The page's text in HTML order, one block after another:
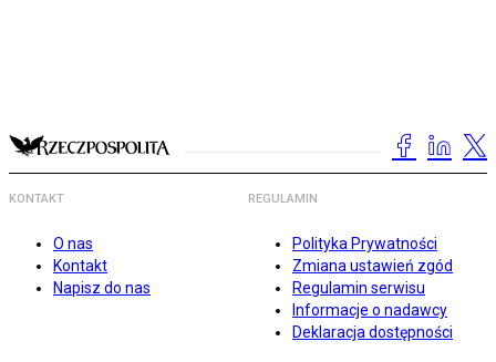
KONTAKT
O nas
Kontakt
Napisz do nas
REGULAMIN
Polityka Prywatności
Zmiana ustawień zgód
Regulamin serwisu
Informacje o nadawcy
Deklaracja dostępności